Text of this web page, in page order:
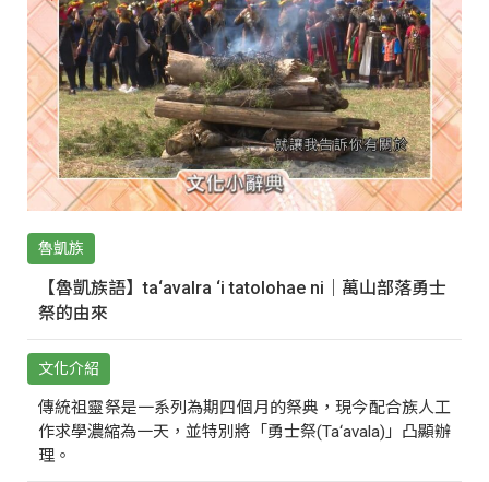
魯凱族
【魯凱族語】ta‘avalra ‘i tatolohae ni｜萬山部落勇士
祭的由來
文化介紹
傳統祖靈祭是一系列為期四個月的祭典，現今配合族人工
作求學濃縮為一天，並特別將「勇士祭(Ta‘avala)」凸顯辦
理。